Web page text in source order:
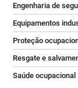
Engenharia de
Equipamentos
Proteção
Resgate e
Saúde ocupacional